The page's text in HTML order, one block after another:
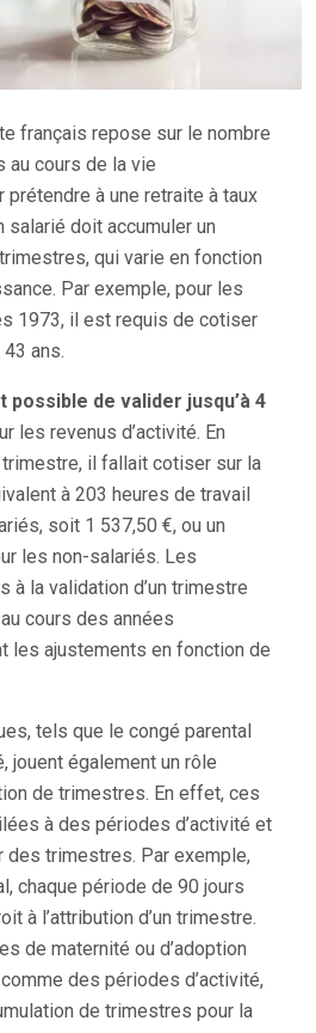
français repose sur le nombre
cours de la vie
à une retraite à taux
salarié doit accumuler un
qui varie en fonction
Par exemple, pour les
1973, il est requis de cotiser
ans.
possible de valider jusqu’à 4
les revenus d’activité. En
il fallait cotiser sur la
à 203 heures de travail
soit 1 537,50 €, ou un
les non-salariés. Les
à la validation d’un trimestre
cours des années
les ajustements en fonction de
tels que le congé parental
jouent également un rôle
de trimestres. En effet, ces
à des périodes d’activité et
des trimestres. Par exemple,
chaque période de 90 jours
à l’attribution d’un trimestre.
de maternité ou d’adoption
des périodes d’activité,
de trimestres pour la